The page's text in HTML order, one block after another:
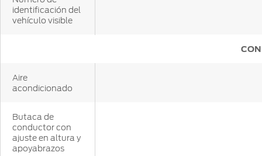
identificación del
vehículo visible
Aire
acondicionado
Butaca de
conductor con
ajuste en altura y
apoyabrazos